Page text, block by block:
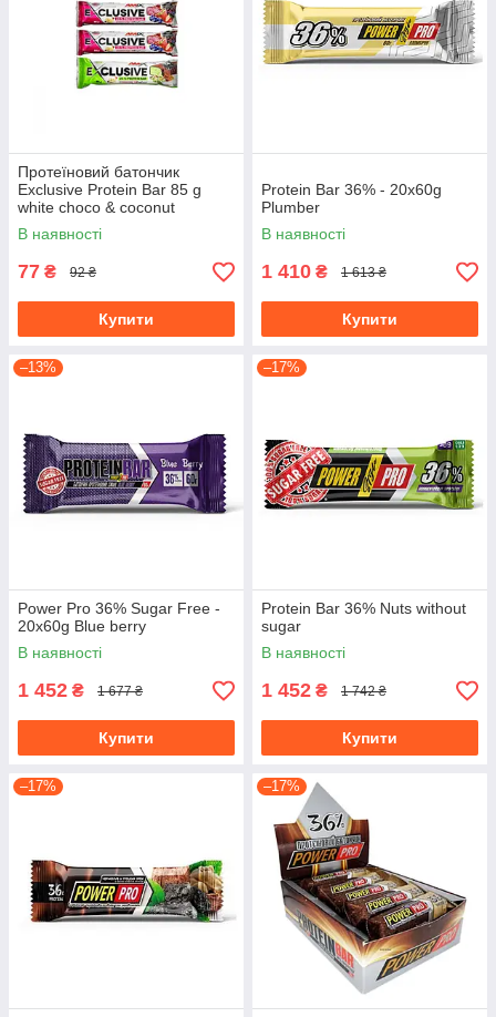
Протеїновий батончик
Exclusive Protein Bar 85 g
white choco & coconut
В наявності
77 ₴ 92 ₴
Купити
Protein Bar 36% - 20x60g
Plumber
В наявності
1 410 ₴ 1 613 ₴
Купити
–13%
Power Pro 36% Sugar Free -
20x60g Blue berry
В наявності
1 452 ₴ 1 677 ₴
Купити
–17%
Protein Bar 36% Nuts without
sugar
В наявності
1 452 ₴ 1 742 ₴
Купити
–17% –17%